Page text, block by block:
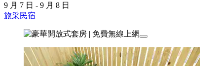
9 月 7 日 - 9 月 8 日
旅采民宿